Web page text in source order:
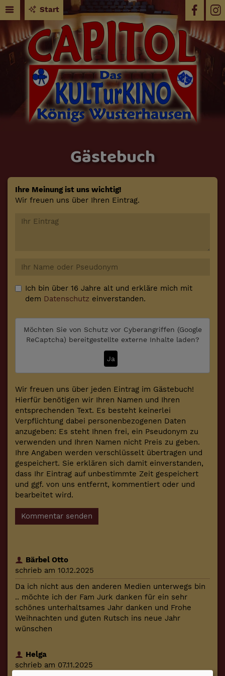
Start
Gästebuch
Ihre Meinung ist uns wichtig!
Wir freuen uns über Ihren Eintrag.
Ich bin über 16 Jahre alt und erkläre mich mit
dem Datenschutz einverstanden.
Möchten Sie von Schutz vor Cyberangriffen (Google
ReCaptcha) bereitgestellte externe Inhalte laden?
Ja
Wir freuen uns über jeden Eintrag im Gästebuch!
Hierfür benötigen wir Ihren Namen und Ihren
entsprechenden Text. Es besteht keinerlei
Verpflichtung dabei personenbezogenen Daten
anzugeben: Es steht Ihnen frei, ein Pseudonym zu
verwenden und Ihren Namen nicht Preis zu geben.
Ihre Angaben werden verschlüsselt übertragen und
gespeichert. Sie erklären sich damit einverstanden,
dass Ihr Eintrag auf unbestimmte Zeit gespeichert
und ggf. von uns entfernt, kommentiert oder und
bearbeitet wird.
Kommentar senden
Bärbel Otto
schrieb am 10.12.2025
Da ich nicht aus den anderen Medien unterwegs bin
.. möchte ich der Fam Jurk danken für ein sehr
schönes unterhaltsames Jahr danken und Frohe
Weihnachten und guten Rutsch ins neue Jahr
wünschen
Helga
schrieb am 07.11.2025